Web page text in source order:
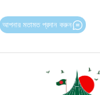
আপনার মতামত প্রদান করুন